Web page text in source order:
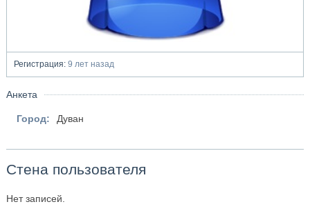
Регистрация:9 лет назад
Анкета
Город: Дуван
Стена пользователя
Нет записей.